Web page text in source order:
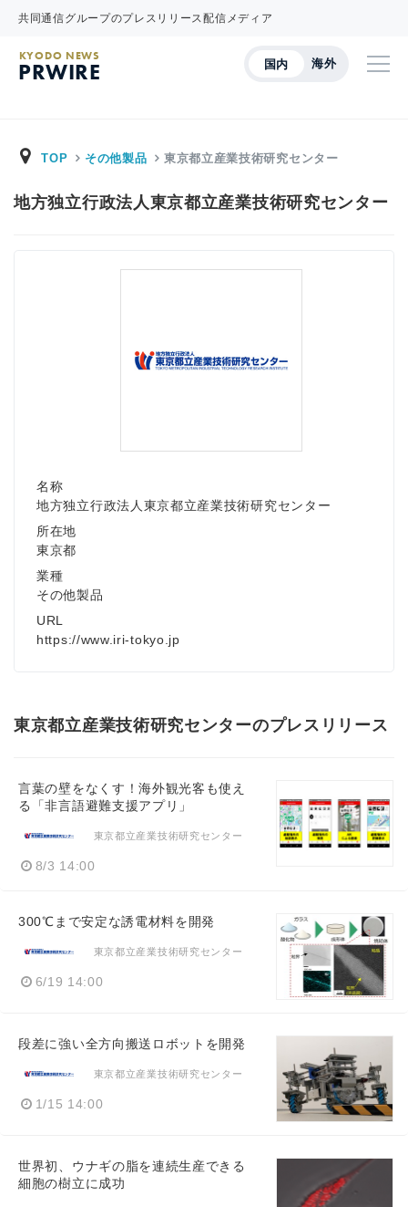
共同通信グループのプレスリリース配信メディア
国内 海外
KYODO NEWS
PRWIRE
TOP その他製品 東京都立産業技術研究センター
地方独立行政法人東京都立産業技術研究センター
名称
地方独立行政法人東京都立産業技術研究センター
所在地
東京都
業種
その他製品
URL
https://www.iri-tokyo.jp
東京都立産業技術研究センターのプレスリリース
言葉の壁をなくす！海外観光客も使え
る「非言語避難支援アプリ」
東京都立産業技術研究センター
8/3 14:00
300℃まで安定な誘電材料を開発
東京都立産業技術研究センター
6/19 14:00
段差に強い全方向搬送ロボットを開発
東京都立産業技術研究センター
1/15 14:00
世界初、ウナギの脂を連続生産できる
細胞の樹立に成功